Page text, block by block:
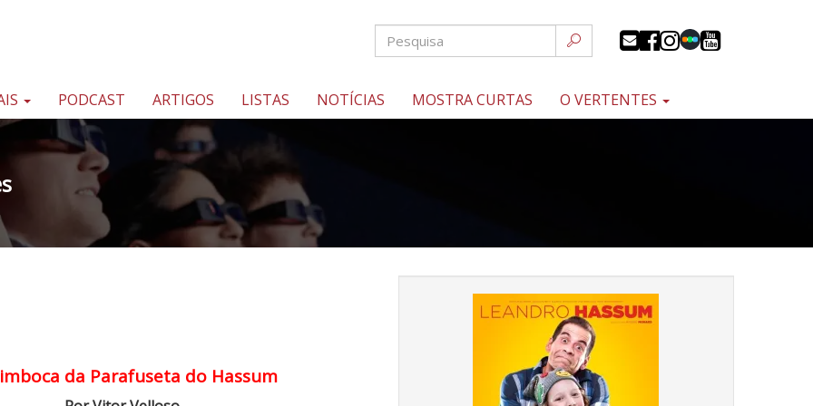
PODCAST ARTIGOS LISTAS NOTÍCIAS MOSTRA CURTAS O VERTENTES
da Parafuseta do Hassum